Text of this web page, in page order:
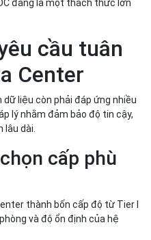
cầu tuân
Center
liệu còn phải đáp ứng nhiều
lý nhằm đảm bảo độ tin cậy,
lâu dài.
cấp phù
thành bốn cấp độ từ Tier I
và độ ổn định của hệ